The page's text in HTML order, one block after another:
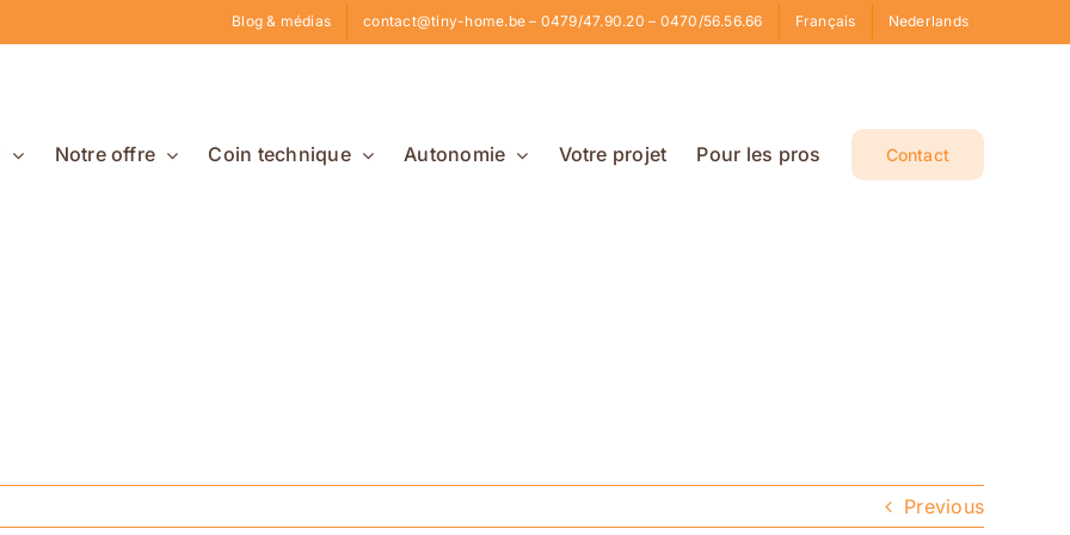
Blog & médias contact@tiny-home.be – 0479/47.90.20 – 0470/56.56.66 Français Nederlands
Notre offre Coin technique Autonomie Votre projet Pour les pros Contact
Previous